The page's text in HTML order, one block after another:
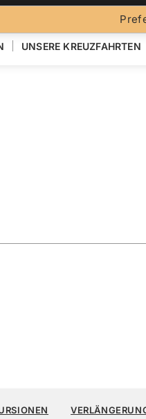
UNSERE KREUZFAHRTEN
Cristóbal,